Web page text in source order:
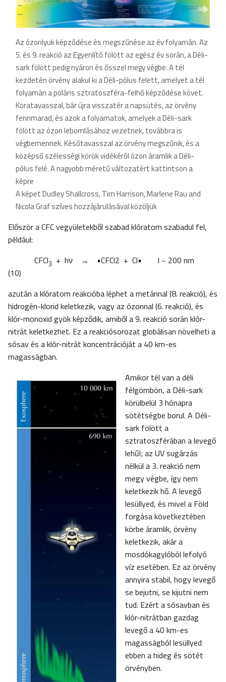
Az ózonlyuk képződése és megszűnése az év folyamán. Az
5. és 9. reakció az Egyenlítő fölött az egész év során, a Déli-
sark fölött pedig nyáron és ősszel megy végbe. A tél
kezdetén örvény alakul ki a Déli-pólus felett, amelyet a tél
folyamán a poláris sztratoszféra-felhő képződése követ.
Koratavasszal, bár újra visszatér a napsütés, az örvény
fennmarad, és azok a folyamatok, amelyek a Déli-sark
fölött az ózon lebomlásához vezetnek, továbbra is
végbemennek. Későtavasszal az örvény megszűnik, és a
középső szélességi körök vidékéről ózon áramlik a Déli-
pólus felé. A nagyobb méretű változatért kattintson a
képre
A képet Dudley Shallcross, Tim Harrison, Marlene Rau and
Nicola Graf szíves hozzájárulásával közöljük
Először a CFC vegyületekből szabad klóratom szabadul fel,
például:
CFCl3 + hν → •CFCl2 + Cl• l ~ 200 nm
(10)
azután a klóratom reakcióba léphet a metánnal (8. reakció), és
hidrogén-klorid keletkezik, vagy az ózonnal (6. reakció), és
klór-monoxid gyök képződik, amiből a 9. reakció során klór-
nitrát keletkezhet. Ez a reakciósorozat globálisan növelheti a
sósav és a klór-nitrát koncentrációját a 40 km-es
magasságban.
Amikor tél van a déli
félgömbön, a Déli-sark
körülbelül 3 hónapra
sötétségbe borul. A Déli-
sark fölött a
sztratoszférában a levegő
lehűl; az UV sugárzás
nélkül a 3. reakció nem
megy végbe, így nem
keletkezik hő. A levegő
lesüllyed, és mivel a Föld
forgása következtében
körbe áramlik, örvény
keletkezik, akár a
mosdókagylóból lefolyó
víz esetében. Ez az örvény
annyira stabil, hogy levegő
se bejutni, se kijutni nem
tud. Ezért a sósavban és
klór-nitrátban gazdag
levegő a 40 km-es
magasságból lesüllyed
ebben a hideg és sötét
örvényben.